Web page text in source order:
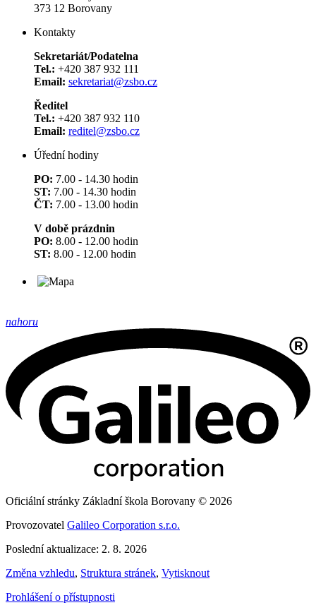
373 12 Borovany
Kontakty
Sekretariát/Podatelna
Tel.: +420 387 932 111
Email: sekretariat@zsbo.cz
Ředitel
Tel.: +420 387 932 110
Email: reditel@zsbo.cz
Úřední hodiny
PO: 7.00 - 14.30 hodin
ST: 7.00 - 14.30 hodin
ČT: 7.00 - 13.00 hodin
V době prázdnin
PO: 8.00 - 12.00 hodin
ST: 8.00 - 12.00 hodin
nahoru
Oficiální stránky Základní škola Borovany © 2026
Provozovatel Galileo Corporation s.r.o.
Poslední aktualizace: 2. 8. 2026
Změna vzhledu, Struktura stránek, Vytisknout
Prohlášení o přístupnosti